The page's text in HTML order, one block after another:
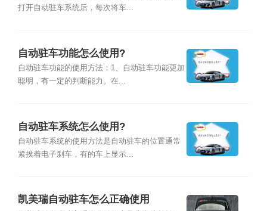
打开自动驻车系统后，每次将车...
自动驻车功能怎么使用?
自动驻车功能的使用方法：1、自动驻车功能更加
聪明，有一定的判断能力。在...
自动驻车系统怎么使用?
自动驻车系统的使用方法是自动驻车的位置通常
紧挨着电子刹车，有的车上显示...
凯美瑞自动驻车怎么正确使用